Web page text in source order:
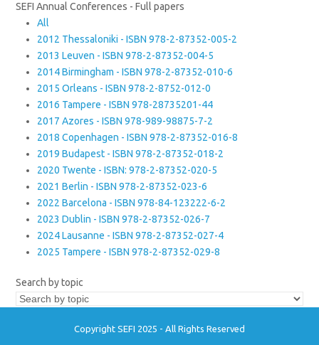
SEFI Annual Conferences - Full papers
All
2012 Thessaloniki - ISBN 978-2-87352-005-2
2013 Leuven - ISBN 978-2-87352-004-5
2014 Birmingham - ISBN 978-2-87352-010-6
2015 Orleans - ISBN 978-2-8752-012-0
2016 Tampere - ISBN 978-28735201-44
2017 Azores - ISBN 978-989-98875-7-2
2018 Copenhagen - ISBN 978-2-87352-016-8
2019 Budapest - ISBN 978-2-87352-018-2
2020 Twente - ISBN: 978-2-87352-020-5
2021 Berlin - ISBN 978-2-87352-023-6
2022 Barcelona - ISBN 978-84-123222-6-2
2023 Dublin - ISBN 978-2-87352-026-7
2024 Lausanne - ISBN 978-2-87352-027-4
2025 Tampere - ISBN 978-2-87352-029-8
Search by topic
Copyright SEFI 2025 - All Rights Reserved